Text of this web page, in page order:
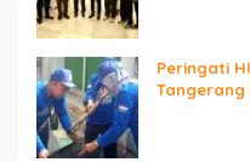
Peringati
Tangerang